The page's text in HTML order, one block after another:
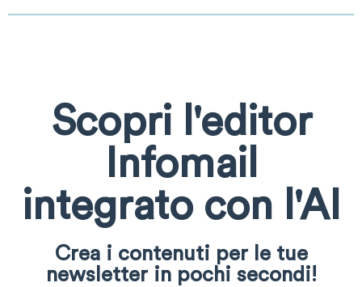
Scopri l'editor
Infomail
integrato con l'AI
Crea i contenuti per le tue
newsletter in pochi secondi!